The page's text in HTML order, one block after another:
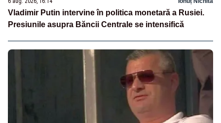
Vladimir Putin intervine în politica monetară a Rusiei.
Presiunile asupra Băncii Centrale se intensifică